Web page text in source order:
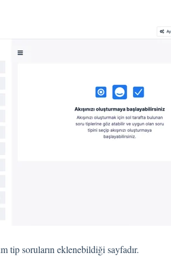
tip soruların eklenebildiği sayfadır.